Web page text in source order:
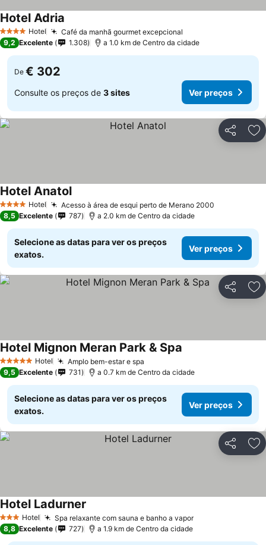
4 EstrelasHotel Café da manhã gourmet excepcional
Hotel Adria
9,2 Excelente 1.308 a 1.0 km de Centro da cidade
De € 302
Consulte os preços de 3 sites Ver preços
Partilhar
4 EstrelasHotel Acesso à área de esqui perto de Merano 2000
Hotel Anatol
8,5 Excelente 787 a 2.0 km de Centro da cidade
Selecione as datas para ver os preços
exatos.
Ver preços
Partilhar
5 Estrelas Hotel Amplo bem-estar e spa
Hotel Mignon Meran Park & Spa
9,5 Excelente 731 a 0.7 km de Centro da cidade
Selecione as datas para ver os preços
exatos.
Ver preços
Partilhar
3 EstrelasHotel Spa relaxante com sauna e banho a vapor
Hotel Ladurner
8,8 Excelente 727 a 1.9 km de Centro da cidade